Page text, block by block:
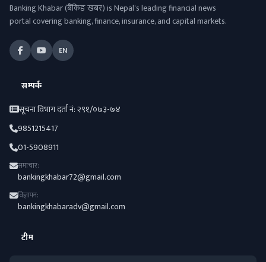
Banking Khabar (बैंकिङ खबर) is Nepal's leading financial news
portal covering banking, finance, insurance, and capital markets.
EN
सम्पर्क
सूचना विभाग दर्ता नं: २९१/०७३-७४
9851215417
01-5908911
समाचार:
bankingkhabar72@gmail.com
विज्ञापन:
bankingkhabaradv@gmail.com
टीम